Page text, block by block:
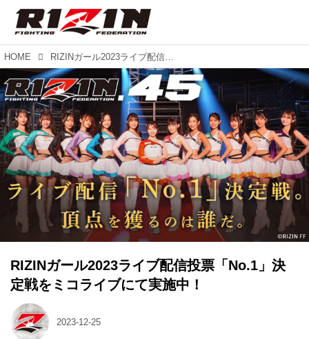
HOME RIZINガール2023ライブ配信投票「No.1」決定戦をミコライブにて実施中！
RIZINガール2023ライブ配信投票「No.1」決
定戦をミコライブにて実施中！
2023-12-25